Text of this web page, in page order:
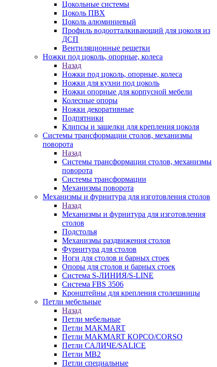
Цокольные системы
Цоколь ПВХ
Цоколь алюминиевый
Профиль водоотталкивающий для цоколя из
ДСП
Вентиляционные решетки
Ножки под цоколь, опорные, колеса
Назад
Ножки под цоколь, опорные, колеса
Ножки для кухни под цоколь
Ножки опорные для корпусной мебели
Колесные опоры
Ножки декоративные
Подпятники
Клипсы и защелки для крепления цоколя
Системы трансформации столов, механизмы
поворота
Назад
Системы трансформации столов, механизмы
поворота
Системы трансформации
Механизмы поворота
Механизмы и фурнитура для изготовления столов
Назад
Механизмы и фурнитура для изготовления
столов
Подстолья
Механизмы раздвижения столов
Фурнитура для столов
Ноги для столов и барных стоек
Опоры для столов и барных стоек
Система S-ЛИНИЯ/S-LINE
Система FBS 3506
Кронштейны для крепления столешницы
Петли мебельные
Назад
Петли мебельные
Петли MAKMART
Петли MAKMART КОРСО/CORSO
Петли САЛИЧЕ/SALICE
Петли MB2
Петли специальные